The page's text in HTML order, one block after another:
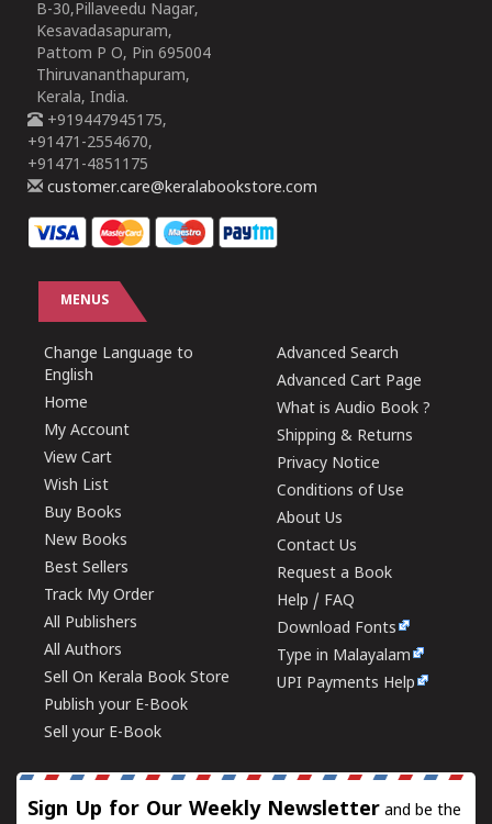
B-30,Pillaveedu Nagar,
Kesavadasapuram,
Pattom P O, Pin 695004
Thiruvananthapuram,
Kerala, India.
+919447945175,
+91471-2554670,
+91471-4851175
customer.care@keralabookstore.com
MENUS
Change Language to
English
Home
My Account
View Cart
Wish List
Buy Books
New Books
Best Sellers
Track My Order
All Publishers
All Authors
Sell On Kerala Book Store
Publish your E-Book
Sell your E-Book
Advanced Search
Advanced Cart Page
What is Audio Book ?
Shipping & Returns
Privacy Notice
Conditions of Use
About Us
Contact Us
Request a Book
Help / FAQ
Download Fonts
Type in Malayalam
UPI Payments Help
Sign Up for Our Weekly Newsletter and be the